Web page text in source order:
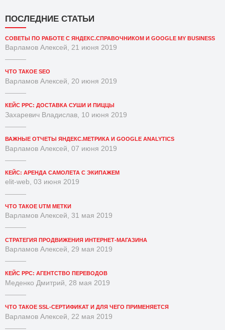
ПОСЛЕДНИЕ СТАТЬИ
СОВЕТЫ ПО РАБОТЕ С ЯНДЕКС.СПРАВОЧНИКОМ И GOOGLE MY BUSINESS
Варламов Алексей, 21 июня 2019
ЧТО ТАКОЕ SEO
Варламов Алексей, 20 июня 2019
КЕЙС PPC: ДОСТАВКА СУШИ И ПИЦЦЫ
Захаревич Владислав, 10 июня 2019
ВАЖНЫЕ ОТЧЕТЫ ЯНДЕКС.МЕТРИКА И GOOGLE ANALYTICS
Варламов Алексей, 07 июня 2019
КЕЙС: АРЕНДА САМОЛЕТА С ЭКИПАЖЕМ
elit-web, 03 июня 2019
ЧТО ТАКОЕ UTM МЕТКИ
Варламов Алексей, 31 мая 2019
СТРАТЕГИЯ ПРОДВИЖЕНИЯ ИНТЕРНЕТ-МАГАЗИНА
Варламов Алексей, 29 мая 2019
КЕЙС PPC: АГЕНТСТВО ПЕРЕВОДОВ
Меденко Дмитрий, 28 мая 2019
ЧТО ТАКОЕ SSL-СЕРТИФИКАТ И ДЛЯ ЧЕГО ПРИМЕНЯЕТСЯ
Варламов Алексей, 22 мая 2019